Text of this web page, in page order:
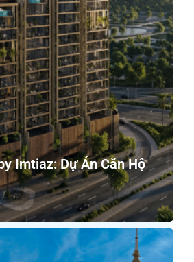
Imtiaz: Dự Án Căn Hộ